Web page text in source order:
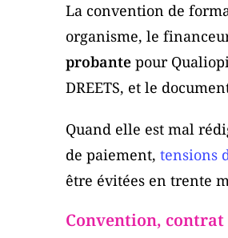
La convention de
organisme, le
probante pour
DREETS, et le
Quand elle est mal
de paiement, tensions
être évitées en trente
Convention,